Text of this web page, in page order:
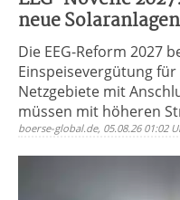
neue
Die EEG-Reform 2027
Einspeisevergütung
Netzgebiete mit
müssen mit höheren
boerse-global.de, 05.08.26 01:02